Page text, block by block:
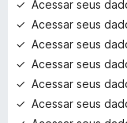
Acessar seus
Acessar seus
Acessar seus
Acessar seus
Acessar seus
Acessar seus